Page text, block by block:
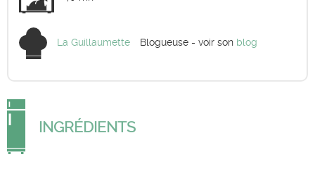
La Guillaumette Blogueuse - voir son blog
INGRÉDIENTS